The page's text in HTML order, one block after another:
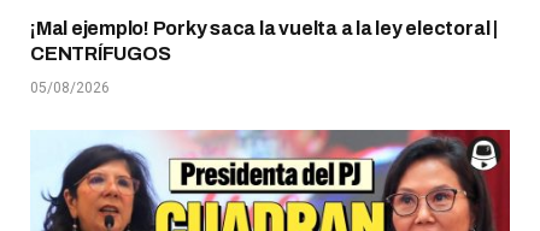
¡Mal ejemplo! Porky saca la vuelta a la ley electoral |
CENTRÍFUGOS
05/08/2026